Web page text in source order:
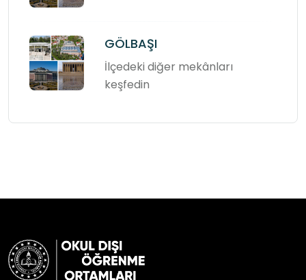
GÖLBAŞI
İlçedeki diğer mekânları
keşfedin